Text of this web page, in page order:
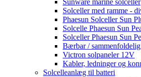
Sunware marine solceller
Solceller med ramme -
Phaesun Solceller Sun
Solcelle Phaesun Sun
Solceller Phaesun Sun
Bærbar /
Victron solpaneler 12V
Kabler, ledninger og
Solcelleanlæg til batteri